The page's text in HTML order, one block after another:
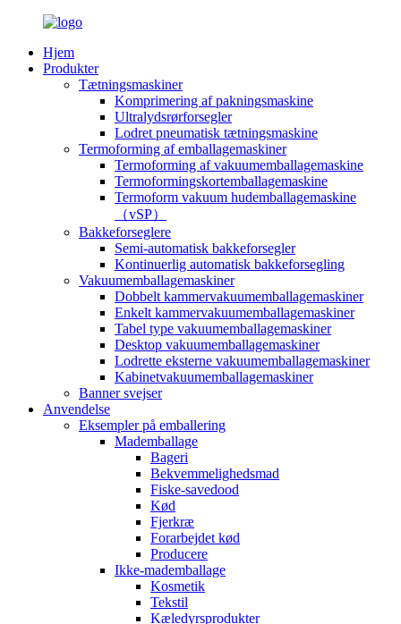
Hjem
Produkter
Tætningsmaskiner
Komprimering af pakningsmaskine
Ultralydsrørforsegler
Lodret pneumatisk tætningsmaskine
Termoforming af emballagemaskiner
Termoforming af vakuumemballagemaskine
Termoformingskortemballagemaskine
Termoform vakuum hudemballagemaskine
（vSP）
Bakkeforseglere
Semi-automatisk bakkeforsegler
Kontinuerlig automatisk bakkeforsegling
Vakuumemballagemaskiner
Dobbelt kammervakuumemballagemaskiner
Enkelt kammervakuumemballagemaskiner
Tabel type vakuumemballagemaskiner
Desktop vakuumemballagemaskiner
Lodrette eksterne vakuumemballagemaskiner
Kabinetvakuumemballagemaskiner
Banner svejser
Anvendelse
Eksempler på emballering
Mademballage
Bageri
Bekvemmelighedsmad
Fiske-savedood
Kød
Fjerkræ
Forarbejdet kød
Producere
Ikke-mademballage
Kosmetik
Tekstil
Kæledyrsprodukter